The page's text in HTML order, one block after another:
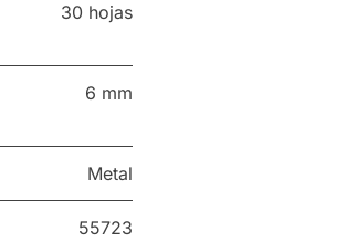
30 hojas
6 mm
Metal
55723